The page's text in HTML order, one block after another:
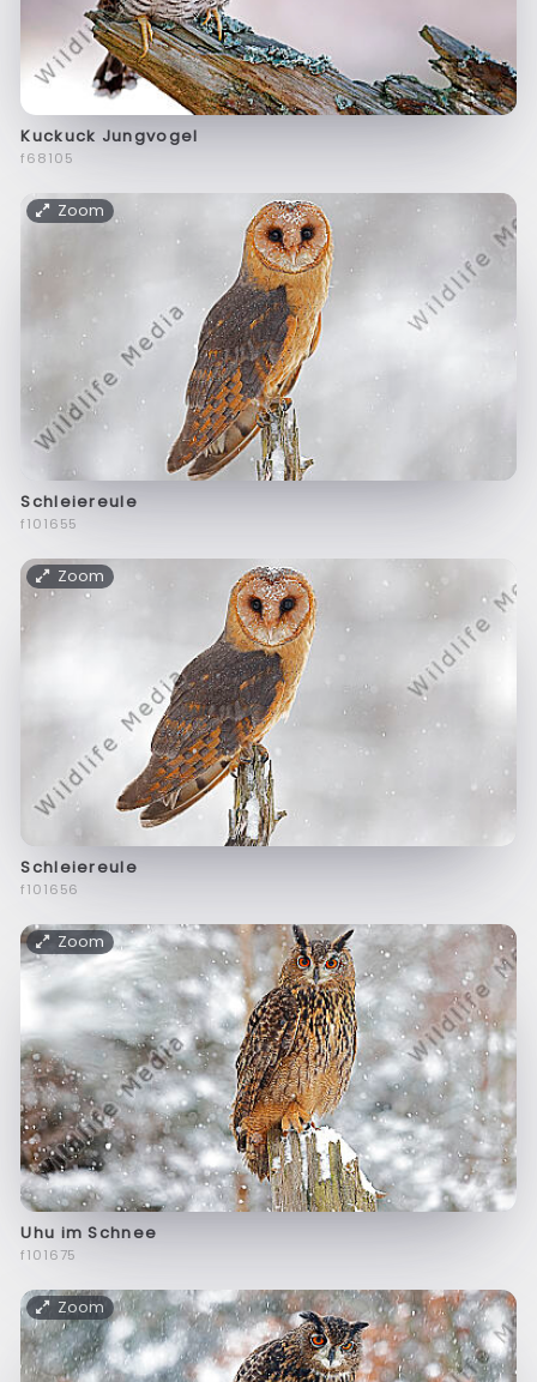
Kuckuck Jungvogel
f68105
Zoom
Schleiereule
f101655
Zoom
Schleiereule
f101656
Zoom
Uhu im Schnee
f101675
Zoom